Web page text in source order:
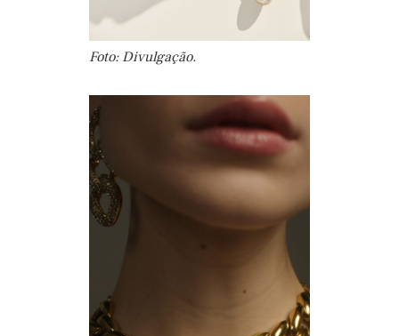
Foto: Divulgação.